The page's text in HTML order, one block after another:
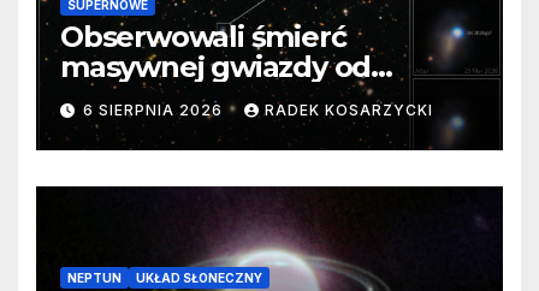
SUPERNOWE
Obserwowali śmierć
masywnej gwiazdy od
samego początku. Niezwykle
cenne dane
6 SIERPNIA 2026 RADEK KOSARZYCKI
NEPTUN UKŁAD SŁONECZNY